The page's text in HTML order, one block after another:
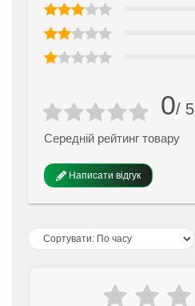
0/ 5
Середній рейтинг товару
Написати відгук